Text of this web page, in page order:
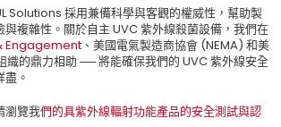
Solutions 採用兼備科學與客觀的權威性，幫助製
複雜性。關於自主 UVC 紫外線殺菌設備，我們在
Engagement 、美國電氣製造商協會 (NEMA) 和美
織的鼎力相助 ── 將能確保我們的 UVC 紫外線安全
。
瀏覽我們的具紫外線輻射功能產品的安全測試與認